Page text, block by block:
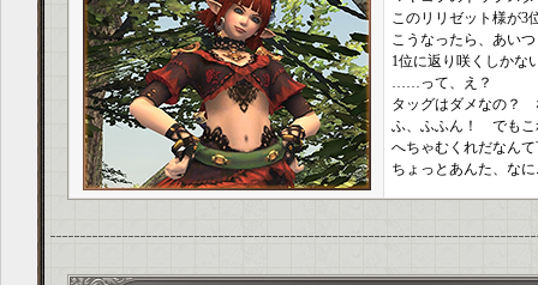
このリリゼット様が3
こうなったら、あい
1位に返り咲くしかな
……って、え？
タッグはダメなの？
ふ、ふふん！ でもこ
へちゃむくれだなん
ちょっとあんた、な